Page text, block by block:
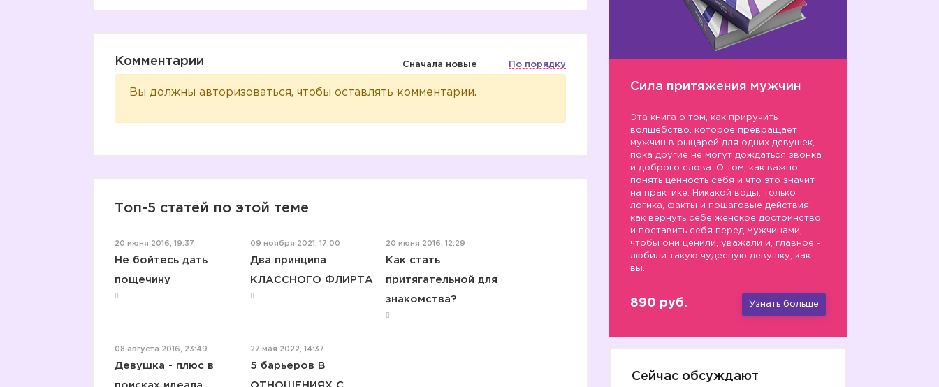
Комментарии Сначала новые По порядку
Вы должны авторизоваться, чтобы оставлять комментарии.
Топ-5 статей по этой теме
20 июня 2016, 19:37
Не бойтесь дать
пощечину
09 ноября 2021, 17:00
Два принципа
КЛАССНОГО ФЛИРТА
20 июня 2016, 12:29
Как стать
притягательной для
знакомства?
08 августа 2016, 23:49
Девушка - плюс в
27 мая 2022, 14:37
5 барьеров В
Сила притяжения мужчин
Эта книга о том, как приручить
волшебство, которое превращает
мужчин в рыцарей для одних девушек,
пока другие не могут дождаться звонка
и доброго слова. О том, как важно
понять ценность себя и что это значит
на практике. Никакой воды, только
логика, факты и пошаговые действия:
как вернуть себе женское достоинство
и поставить себя перед мужчинами,
чтобы они ценили, уважали и, главное -
любили такую чудесную девушку, как
вы.
890 руб. Узнать больше
Сейчас обсуждают